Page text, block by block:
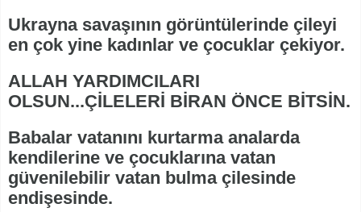
Ukrayna savaşının görüntülerinde çileyi
en çok yine kadınlar ve çocuklar çekiyor.
ALLAH YARDIMCILARI
OLSUN...ÇİLELERİ BİRAN ÖNCE BİTSİN.
Babalar vatanını kurtarma analarda
kendilerine ve çocuklarına vatan
güvenilebilir vatan bulma çilesinde
endişesinde.